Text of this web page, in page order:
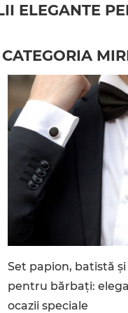
ELEGANTE
Set papion, batistă
pentru bărbați:
ocazii speciale